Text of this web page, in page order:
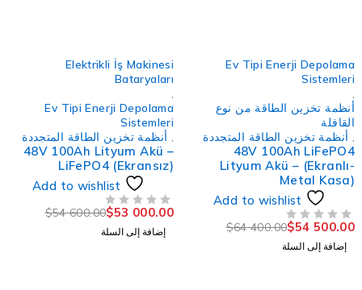
Ev Tipi Enerji Depolama
Sistemleri
أنظمة تخزين الطاقة من نوع
القافلة
أنظمة تخزين الطاقة المتجددة
48V 100Ah LiFePO4
Lityum Akü – (Ekranlı-
Metal Kasa)
Add to wishlist
$64 400.00$54 500.00
إضافة إلى السلة
Elektrikli İş Makinesi
Bataryaları
Ev Tipi Enerji Depolama
Sistemleri
أنظمة تخزين الطاقة المتجددة
48V 100Ah Lityum Akü –
LiFePO4 (Ekransız)
Add to wishlist
$54 600.00$53 000.00
إضافة إلى السلة